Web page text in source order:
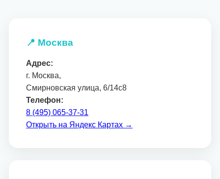
📍 Москва
Адрес:
г. Москва,
Смирновская улица, 6/14с8
Телефон:
8 (495) 065-37-31
Открыть на Яндекс Картах →